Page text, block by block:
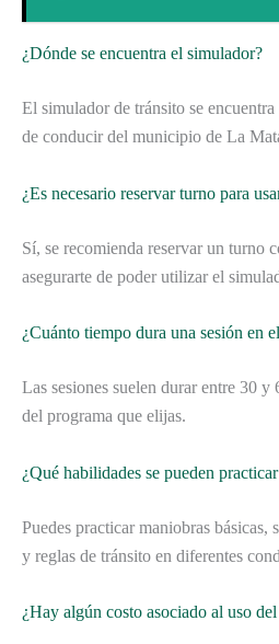
¿Dónde se encuentra el simulador?
El simulador de tránsito se
de conducir del municipio de La
¿Es necesario reservar turno para
Sí, se recomienda reservar un turno
asegurarte de poder utilizar el
¿Cuánto tiempo dura una sesión en
Las sesiones suelen durar entre 30
del programa que elijas.
¿Qué habilidades se pueden
Puedes practicar maniobras básicas,
y reglas de tránsito en diferentes
¿Hay algún costo asociado al uso